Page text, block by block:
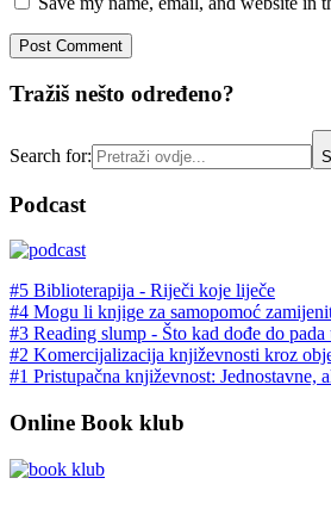
Tražiš nešto određeno?
Search for:
Podcast
#5 Biblioterapija - Riječi koje liječe
#4 Mogu li knjige za samopomoć
#3 Reading slump - Što kad dođe do pada
#2 Komercijalizacija književnosti kroz
#1 Pristupačna književnost: Jednostavne,
Online Book klub